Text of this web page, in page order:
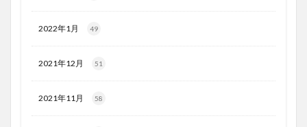
2022年1月 49
2021年12月 51
2021年11月 58